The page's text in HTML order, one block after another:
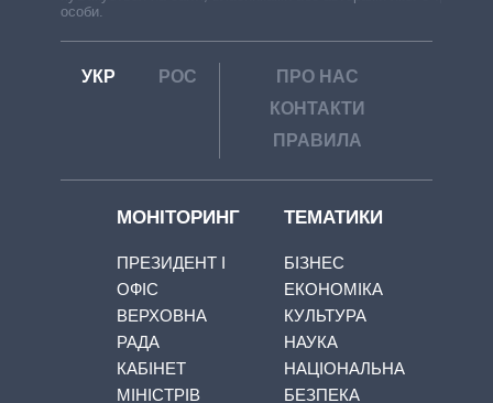
особи.
УКР РОС
ПРО НАС
КОНТАКТИ
ПРАВИЛА
МОНІТОРИНГ
ПРЕЗИДЕНТ І
ОФІС
ВЕРХОВНА
РАДА
КАБІНЕТ
МІНІСТРІВ
ТЕМАТИКИ
БІЗНЕС
ЕКОНОМІКА
КУЛЬТУРА
НАУКА
НАЦІОНАЛЬНА
БЕЗПЕКА